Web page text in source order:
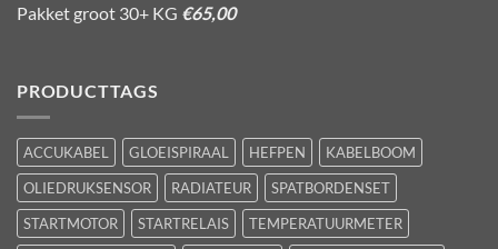
Pakket groot 30+ KG €65,00
PRODUCTTAGS
ACCUKABEL GLOEISPIRAAL HEFPEN
KABELBOOM
OLIEDRUKSENSOR
RADIATEUR
SPATBORDENSET
STARTMOTOR
STARTRELAIS
TEMPERATUURMETER